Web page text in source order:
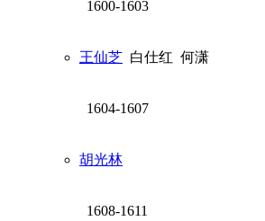
1600-1603
王仙芝 白仕红 何潇
1604-1607
胡光林
1608-1611